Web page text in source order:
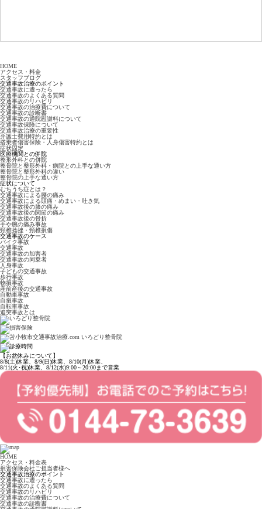
HOME
アクセス・料金
スタッフブログ
交通事故治療のポイント
交通事故に遭ったら
交通事故のよくある質問
交通事故のリハビリ
交通事故の治療費について
交通事故の診断書
交通事故の通院慰謝料について
交通事故保険について
交通事故治療の重要性
弁護士費用特約とは
搭乗者傷害保険・人身傷害特約とは
症状固定
医療機関との併院
整形外科との併院
整骨院と整形外科・病院との上手な通い方
整骨院と整形外科の違い
整骨院の上手な通い方
症状について
むちうち症とは？
交通事故による腰の痛み
交通事故による頭痛・めまい・吐き気
交通事故後の膝の痛み
交通事故後の関節の痛み
交通事故後の骨折
手や腕の痛み事故
頸椎捻挫・頸椎損傷
交通事故のケース
バイク事故
交通事故
交通事故の加害者
交通事故の同乗者
人身事故
子どもの交通事故
歩行事故
物損事故
産前産後の交通事故
自動車事故
自損事故
自転車事故
追突事故とは
【お盆休みについて】
8/8(土)休業、8/9(日)休業、8/10(月)休業、
8/11(火･祝)休業、8/12(水)9:00～20:00まで営業
HOME
アクセス・料金表
損害保険会社ご担当者様へ
交通事故治療のポイント
交通事故に遭ったら
交通事故のよくある質問
交通事故のリハビリ
交通事故の治療費について
交通事故の診断書